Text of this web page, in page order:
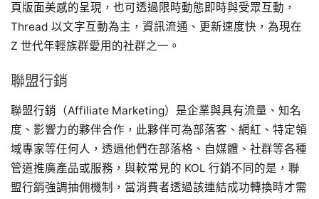
頁版面美感的呈現，也可透過限時動態即時與受眾互動，
Thread 以文字互動為主，資訊流通、更新速度快，為現在
Z 世代年輕族群愛用的社群之一。
聯盟行銷
聯盟行銷（Affiliate Marketing）是企業與具有流量、知名
度、影響力的夥伴合作，此夥伴可為部落客、網紅、特定領
域專家等任何人，透過他們在部落格、自媒體、社群等各種
管道推廣產品或服務，與較常見的 KOL 行銷不同的是，聯
盟行銷強調抽佣機制，當消費者透過該連結成功轉換時才需